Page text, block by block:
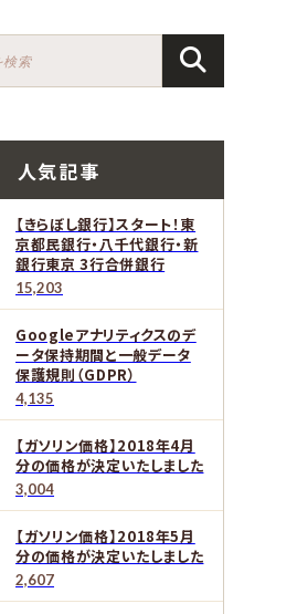
人気記事
【きらぼし銀行】スタート！東
京都民銀行・八千代銀行・新
銀行東京 3行合併銀行
15,203
Googleアナリティクスのデ
ータ保持期間と一般データ
保護規則（GDPR）
4,135
【ガソリン価格】2018年4月
分の価格が決定いたしました
3,004
【ガソリン価格】2018年5月
分の価格が決定いたしました
2,607